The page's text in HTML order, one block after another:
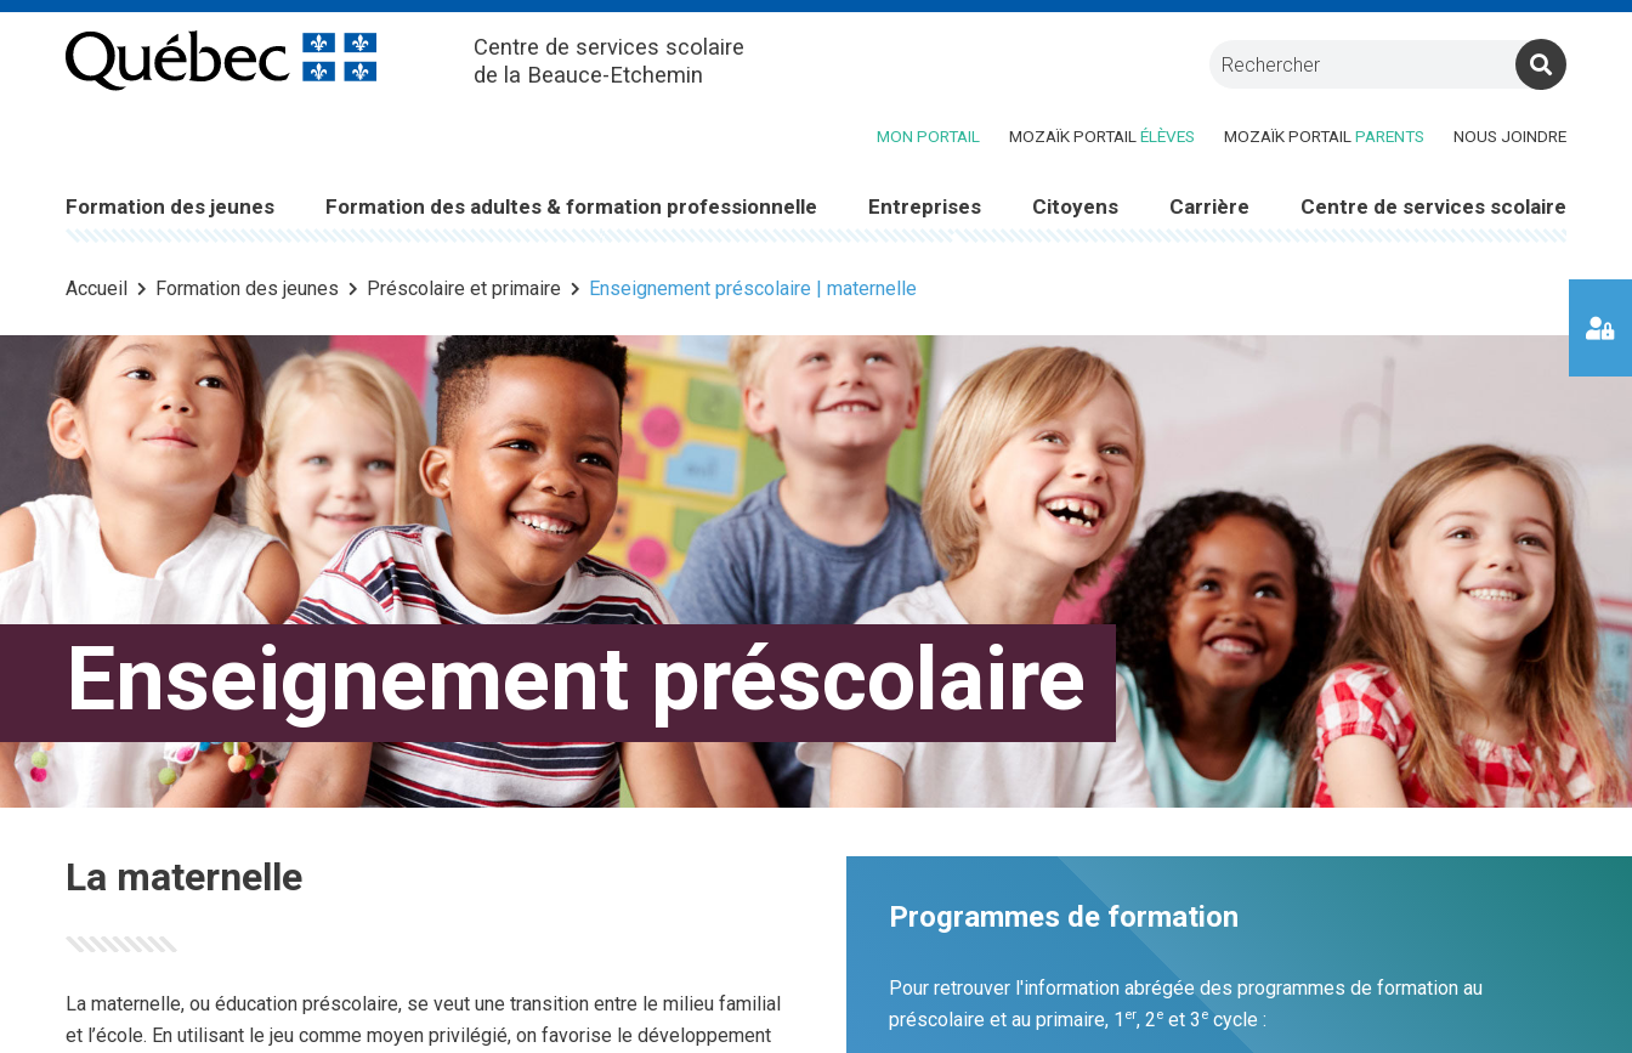
Centre de services scolaire
de la Beauce-Etchemin
MON PORTAIL (CE LIEN OUVRE DANS UNE NOUVELLE FENÊTRE)
MOZAÏK PORTAILÉLÈVES (CE LIEN OUVRE DANS UNE NOUVELLE FENÊTRE)
MOZAÏK PORTAILPARENTS (CE LIEN OUVRE DANS UNE
NOUS JOINDRE
Formation des jeunes Formation des adultes & formation professionnelle Entreprises Citoyens Carrière Centre de services scolaire
Accueil Formation des jeunes Préscolaire et primaire Enseignement préscolaire | maternelle
Enseignement préscolaire
La maternelle
La maternelle, ou éducation préscolaire, se veut une transition entre le milieu familial
et l’école. En utilisant le jeu comme moyen privilégié, on favorise le développement
Programmes de formation
Pour retrouver l'information abrégée des programmes de formation au
préscolaire et au primaire, 1 er, 2eet 3 ecycle :